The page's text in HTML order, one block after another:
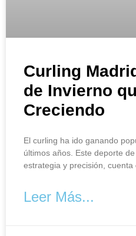
Curling
de Invierno
Creciendo
El curling ha ido ganando
últimos años. Este deporte
estrategia y precisión, cuenta
Leer Más...